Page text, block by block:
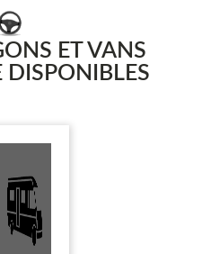
ET VANS
DISPONIBLES